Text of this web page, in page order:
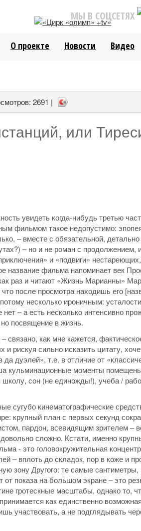
МЫ В СОЦСЕТЯХ
О проекте Новости Видео
2691 |
или
увидеть когда-нибудь третью
фильмом такое недопустимо:
– вместе с обязательной,
– но и не роман с продолжением,
и «подвиги»
название фильма напоминает век
раз и читают «Жизнь Марианны»
после просмотра находишь его
несколько ироничным:
– а есть несколько интенсивно
посвящение в жизнь.
как мне кажется,
рискуя сильно исказить цитату,
дуэлей», т.е. в отличие от
кульминационные моменты
школу, сон (не единожды!), учеба /
сугубо кинематографические
крупный план с первых секунд
пардон, всевидящим зрителем –
сложно. Кстати, именно
- это головокружительная
– вплоть до складок, пор в коже и
зону Другого: те самые
показа на большом экране – это
гротескные масштабы, однако то,
как единственно
участвовать, а не подглядывать